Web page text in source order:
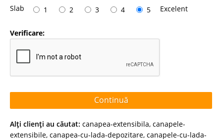
Slab
1 2 3 4 5 Excelent
Verificare:
Continuă
Alţi clienţi au căutat: canapea-extensibila, canapele-
extensibile, canapea-cu-lada-depozitare, canapele-cu-lada-